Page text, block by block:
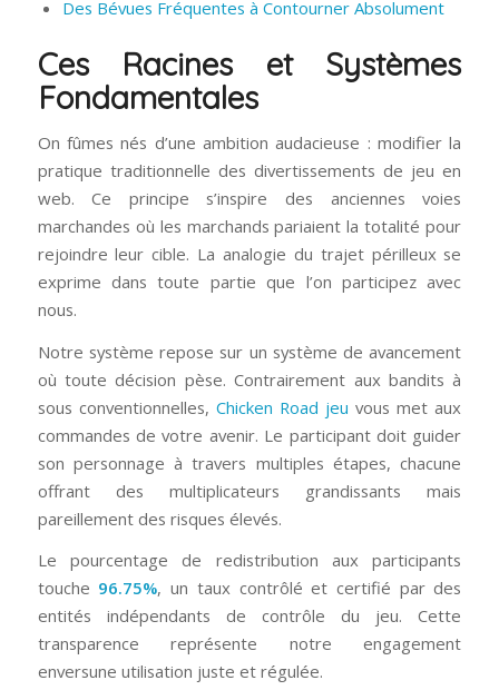
Des Bévues Fréquentes à Contourner Absolument
Ces Racines et Systèmes
Fondamentales
On fûmes nés d’une ambition audacieuse : modifier la
pratique traditionnelle des divertissements de jeu en
web. Ce principe s’inspire des anciennes voies
marchandes où les marchands pariaient la totalité pour
rejoindre leur cible. La analogie du trajet périlleux se
exprime dans toute partie que l’on participez avec
nous.
Notre système repose sur un système de avancement
où toute décision pèse. Contrairement aux bandits à
sous conventionnelles, Chicken Road jeu vous met aux
commandes de votre avenir. Le participant doit guider
son personnage à travers multiples étapes, chacune
offrant des multiplicateurs grandissants mais
pareillement des risques élevés.
Le pourcentage de redistribution aux participants
touche 96.75%, un taux contrôlé et certifié par des
entités indépendants de contrôle du jeu. Cette
transparence représente notre engagement
enversune utilisation juste et régulée.